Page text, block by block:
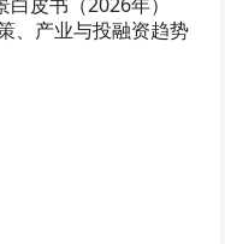
、产业与投融资趋势